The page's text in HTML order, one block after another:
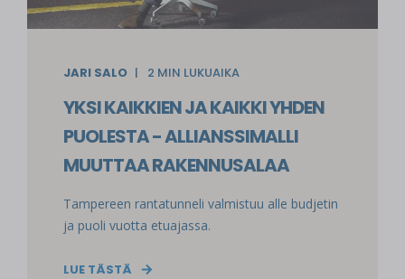
JARI SALO 2 MIN LUKUAIKA
YKSI KAIKKIEN JA KAIKKI YHDEN
PUOLESTA - ALLIANSSIMALLI
MUUTTAA RAKENNUSALAA
Tampereen rantatunneli valmistuu alle budjetin
ja puoli vuotta etuajassa.
LUE TÄSTÄ